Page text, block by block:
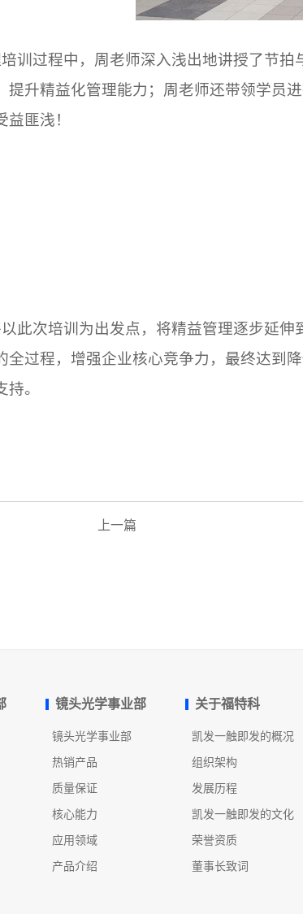
训过程中，周老师深入浅出地讲授了节
提升精益化管理能力；周老师还带领学员
益匪浅！
此次培训为出发点，将精益管理逐步延
全过程，增强企业核心竞争力，最终达到
。
上一篇
镜头光学事业部
镜头光学事业部
热销产品
质量保证
核心能力
应用领域
产品介绍
关于福特科
凯发一触即发的概况
组织架构
发展历程
凯发一触即发的文化
荣誉资质
董事长致词